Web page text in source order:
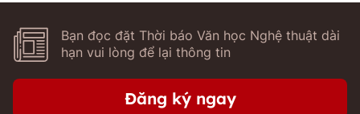
Bạn đọc đặt Thời báo Văn học Nghệ thuật dài
hạn vui lòng để lại thông tin
Đăng ký ngay